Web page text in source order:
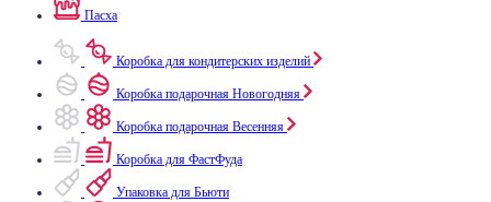
Пасха
Коробка для кондитерских изделий
Коробка подарочная Новогодняя
Коробка подарочная Весенняя
Коробка для ФастФуда
Упаковка для Бьюти